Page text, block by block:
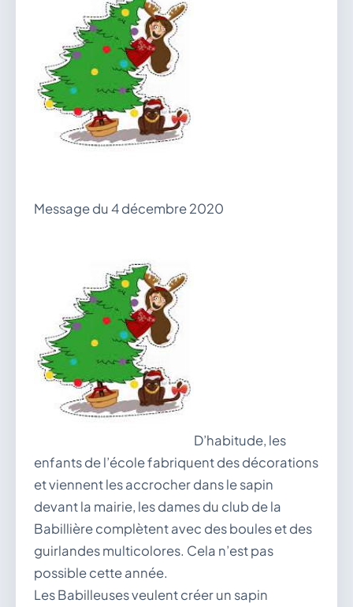
Découvrir la commune
JEUDI 6 AOÛT 2026
vous.
140 Place de la Babillière, 01500 Douvres
Contacter la mairie
Le guichet des associations
publier une annonce
Message du 4 décembre 2020
D’habitude, les
enfants de l’école fabriquent des décorations
et viennent les accrocher dans le sapin
devant la mairie, les dames du club de la
Babillière complètent avec des boules et des
guirlandes multicolores. Cela n’est pas
possible cette année.
Les Babilleuses veulent créer un sapin